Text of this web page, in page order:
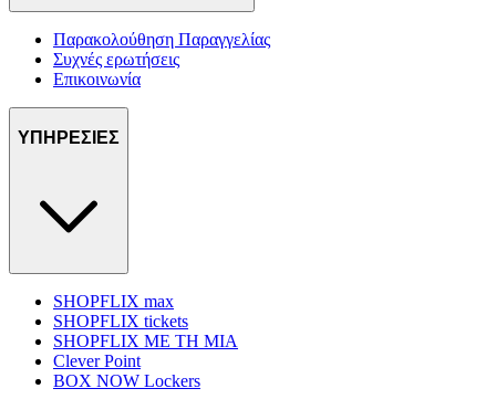
Παρακολούθηση Παραγγελίας
Συχνές ερωτήσεις
Επικοινωνία
ΥΠΗΡΕΣΙΕΣ
SHOPFLIX max
SHOPFLIX tickets
SHOPFLIX ΜΕ ΤΗ ΜΙΑ
Clever Point
BOX NOW Lockers